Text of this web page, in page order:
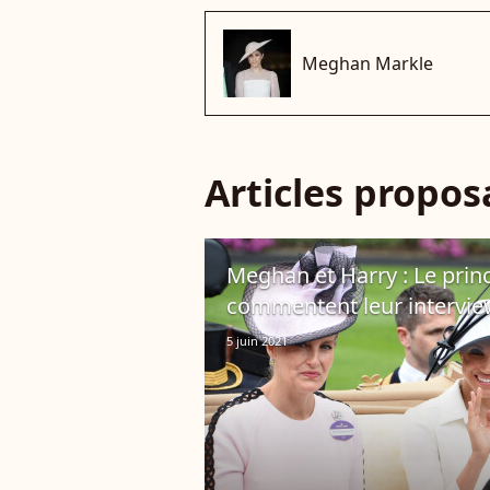
Meghan Markle
Articles
Meghan et Harry : Le
commentent leur
5 juin 2021